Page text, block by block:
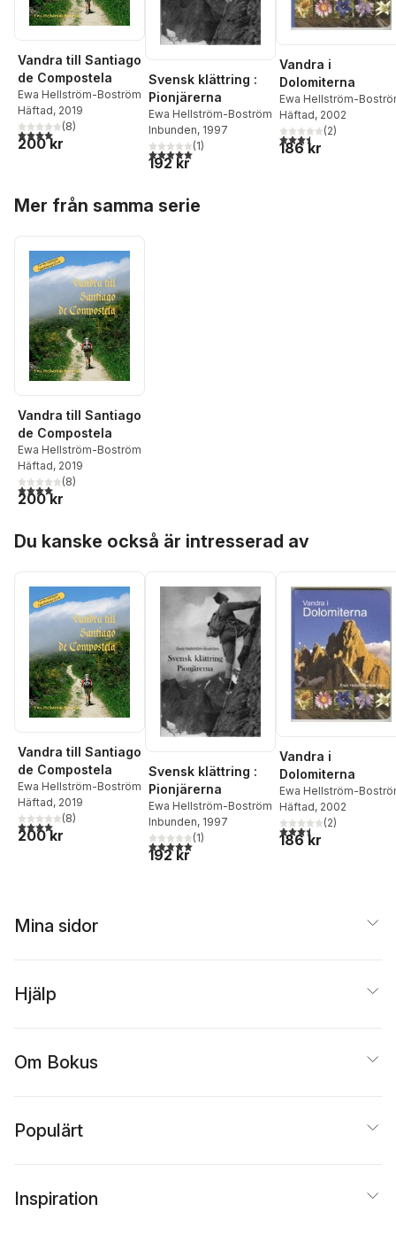
Vandra till Santiago
de Compostela
Ewa Hellström-Boström
Häftad, 2019
4,0utav 5 stjärnor. Totalt antal röster:
(8)
200 kr
Svensk klättring :
Pionjärerna
Ewa Hellström-Boström
Inbunden, 1997
5,0utav 5 stjärnor. Totalt antal röster:
(1)
192 kr
Vandra i
Dolomiterna
Ewa Hellström-
Häftad, 2002
3,5utav 5 stjärnor.
(2)
186 kr
Mer från samma serie
Vandra till Santiago
de Compostela
Ewa Hellström-Boström
Häftad, 2019
4,0utav 5 stjärnor. Totalt antal röster:
(8)
200 kr
Du kanske också är intresserad av
Vandra till Santiago
de Compostela
Ewa Hellström-Boström
Häftad, 2019
4,0utav 5 stjärnor. Totalt antal röster:
(8)
200 kr
Svensk klättring :
Pionjärerna
Ewa Hellström-Boström
Inbunden, 1997
5,0utav 5 stjärnor. Totalt antal röster:
(1)
192 kr
Vandra i
Dolomiterna
Ewa Hellström-
Häftad, 2002
3,5utav 5 stjärnor.
(2)
186 kr
Mina sidor
Hjälp
Om Bokus
Populärt
Inspiration